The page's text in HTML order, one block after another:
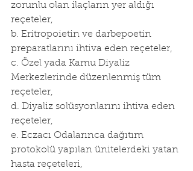
zorunlu olan ilaçların yer aldığı
reçeteler,
b. Eritropoietin ve darbepoetin
preparatlarını ihtiva eden reçeteler,
c. Özel yada Kamu Diyaliz
Merkezlerinde düzenlenmiş tüm
reçeteler,
d. Diyaliz solüsyonlarını ihtiva eden
reçeteler,
e. Eczacı Odalarınca dağıtım
protokolü yapılan ünitelerdeki yatan
hasta reçeteleri,